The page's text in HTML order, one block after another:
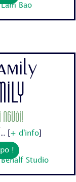
Bao
+ d'info
!
Studio